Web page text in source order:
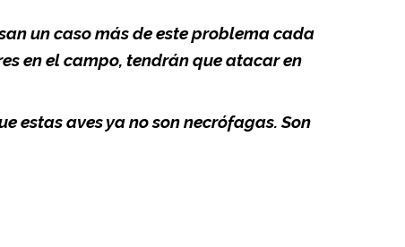
un caso más de este problema cada
en el campo, tendrán que atacar en
estas aves ya no son necrófagas. Son